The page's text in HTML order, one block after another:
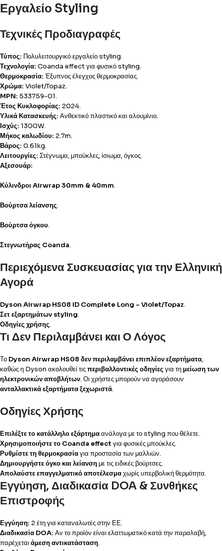
Εργαλείο Styling
Τεχνικές Προδιαγραφές
Τύπος: Πολυλειτουργικό εργαλείο styling.
Τεχνολογία: Coanda effect για φυσικό styling.
Θερμοκρασία: Έξυπνος έλεγχος θερμοκρασίας.
Χρώμα: Violet/Topaz.
MPN: 533759-01.
Έτος Κυκλοφορίας: 2024.
Υλικά Κατασκευής: Ανθεκτικό πλαστικό και αλουμίνιο.
Ισχύς: 1300W.
Μήκος καλωδίου: 2.7m.
Βάρος: 0.61kg.
Λειτουργίες: Στέγνωμα, μπούκλες, ίσιωμα, όγκος.
Αξεσουάρ:
Κύλινδροι Airwrap 30mm & 40mm.
Βούρτσα λείανσης.
Βούρτσα όγκου.
Στεγνωτήρας Coanda.
Περιεχόμενα Συσκευασίας για την Ελληνική
Αγορά
Dyson Airwrap HS08 ID Complete Long – Violet/Topaz.
Σετ εξαρτημάτων styling.
Οδηγίες χρήσης.
Τι Δεν Περιλαμβάνει και Ο Λόγος
Το Dyson Airwrap HS08 δεν περιλαμβάνει επιπλέον εξαρτήματα,
καθώς η Dyson ακολουθεί τιςπεριβαλλοντικές οδηγίες για τη μείωση των
ηλεκτρονικών αποβλήτων. Οι χρήστες μπορούν να αγοράσουν
ανταλλακτικά εξαρτήματα ξεχωριστά.
Οδηγίες Χρήσης
Επιλέξτε το κατάλληλο εξάρτημαανάλογα με το styling που θέλετε.
Χρησιμοποιήστε το Coanda effect για φυσικές μπούκλες.
Ρυθμίστε τη θερμοκρασίαγια προστασία των μαλλιών.
Δημιουργήστε όγκο και λείανσημε τις ειδικές βούρτσες.
Απολαύστε επαγγελματικό αποτέλεσμαχωρίς υπερβολική θερμότητα.
Εγγύηση, Διαδικασία DOA & Συνθήκες
Επιστροφής
Εγγύηση: 2 έτη για καταναλωτές στην ΕΕ.
Διαδικασία DOA: Αν το προϊόν είναι ελαττωματικό κατά την παραλαβή,
παρέχεταιάμεση αντικατάσταση.